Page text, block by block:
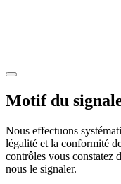
Motif du
Nous effectuons
légalité et la conformité
contrôles vous constatez
nous le signaler.